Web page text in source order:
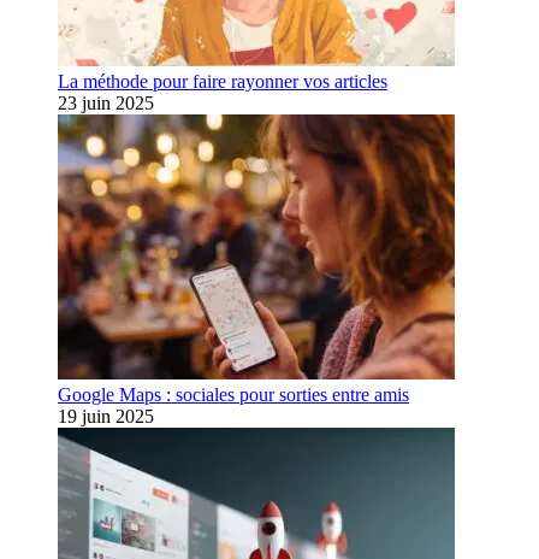
La méthode pour faire rayonner vos articles
23 juin 2025
Google Maps : sociales pour sorties entre amis
19 juin 2025